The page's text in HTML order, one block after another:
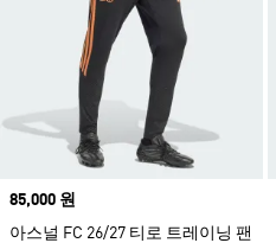
Price
85,000 원
아스널 FC 26/27 티로 트레이닝 팬